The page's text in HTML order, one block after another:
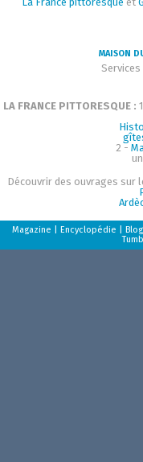
MAISON
LA FRANCE PITTORESQUE :
2 -
Découvrir des ouvrages sur
Magazine |Encyclopédie |Blog